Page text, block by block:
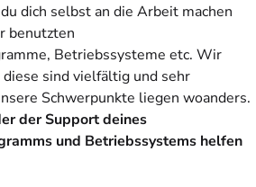
dich selbst an die Arbeit machen
benutzten
Betriebssysteme etc. Wir
sind vielfältig und sehr
Schwerpunkte liegen woanders.
der Support deines
und Betriebssystems helfen